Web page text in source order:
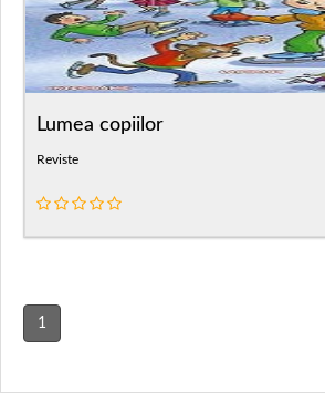
Lumea copiilor
Reviste
1